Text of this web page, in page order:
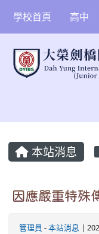
學校首頁 高中
本站消息
因應嚴重特殊
管理員 -本站消息 |